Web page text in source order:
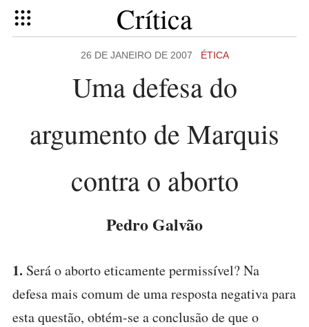
Crítica
26 DE JANEIRO DE 2007 ÉTICA
Uma defesa do
argumento de Marquis
contra o aborto
Pedro Galvão
1. Será o aborto eticamente permissível? Na
defesa mais comum de uma resposta negativa para
esta questão, obtém-se a conclusão de que o